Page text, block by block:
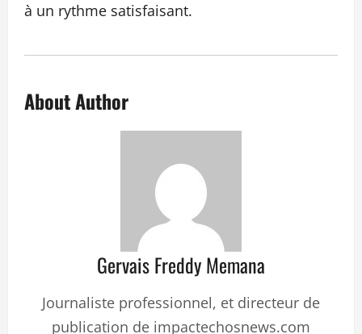
à un rythme satisfaisant.
About Author
Gervais Freddy Memana
Journaliste professionnel, et directeur de
publication de impactechosnews.com